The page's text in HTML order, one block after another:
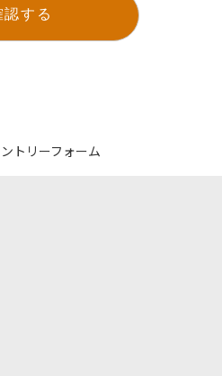
認する
トリーフォーム